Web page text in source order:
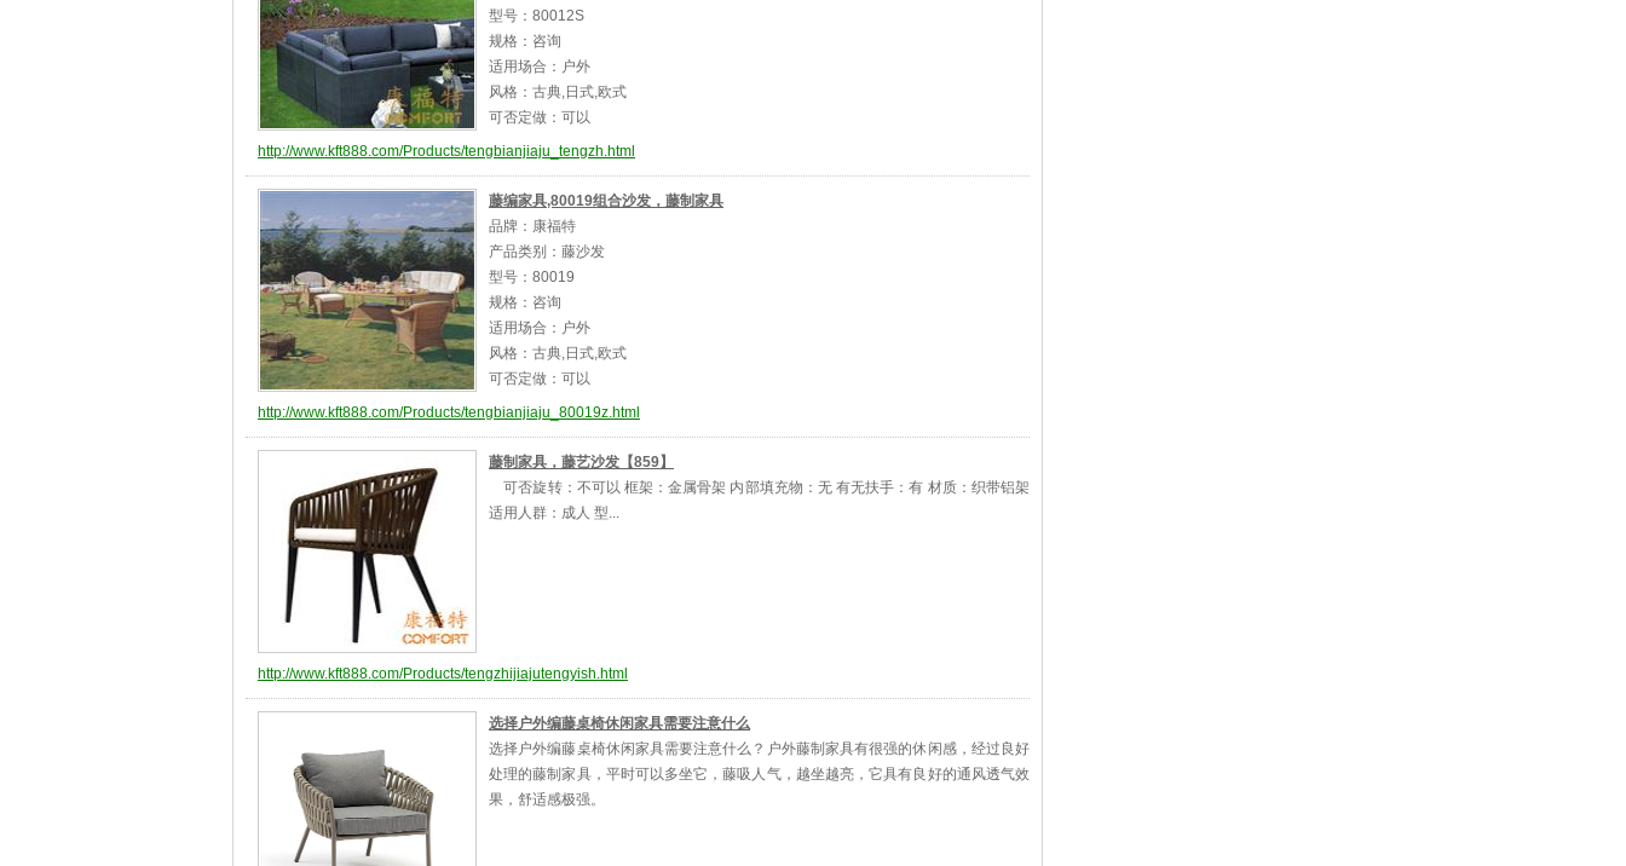
型号：80012S
规格：咨询
适用场合：户外
风格：古典,日式,欧式
可否定做：可以
http://www.kft888.com/Products/tengbianjiaju_tengzh.html
藤编家具,80019组合沙发，藤制家具
品牌：康福特
产品类别：藤沙发
型号：80019
规格：咨询
适用场合：户外
风格：古典,日式,欧式
可否定做：可以
http://www.kft888.com/Products/tengbianjiaju_80019z.html
藤制家具，藤艺沙发【859】
可否旋转：不可以 框架：金属骨架 内部填充物：无 有无扶手：有 材质：织带铝架
适用人群：成人 型...
http://www.kft888.com/Products/tengzhijiajutengyish.html
选择户外编藤桌椅休闲家具需要注意什么
选择户外编藤桌椅休闲家具需要注意什么？户外藤制家具有很强的休闲感，经过良好
处理的藤制家具，平时可以多坐它，藤吸人气，越坐越亮，它具有良好的通风透气效
果，舒适感极强。